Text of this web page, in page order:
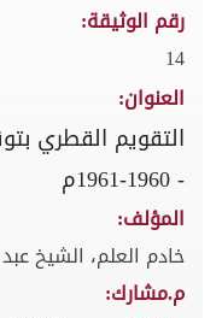
رقم الوثيقة:
14
العنوان:
- 1960-1961م
المؤلف:
خادم العلم، الشيخ
م.مشارك: